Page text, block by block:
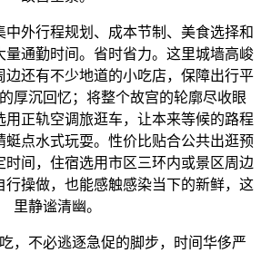
外行程规划、成本节制、美食选择和
量通勤时间。省时省力。这里城墙高峻
边还有不少地道的小吃店，保障出行平
厚沉回忆；将整个故宫的轮廓尽收眼
用正轨空调旅逛车，让本来等候的路程
蜓点水式玩耍。性价比贴合公共出逛预
时间，住宿选用市区三环内或景区周边
行操做，也能感触感染当下的新鲜，这
里静谧清幽。
不必逃逐急促的脚步，时间华侈严